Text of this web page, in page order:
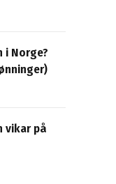
i Norge?
vikar på